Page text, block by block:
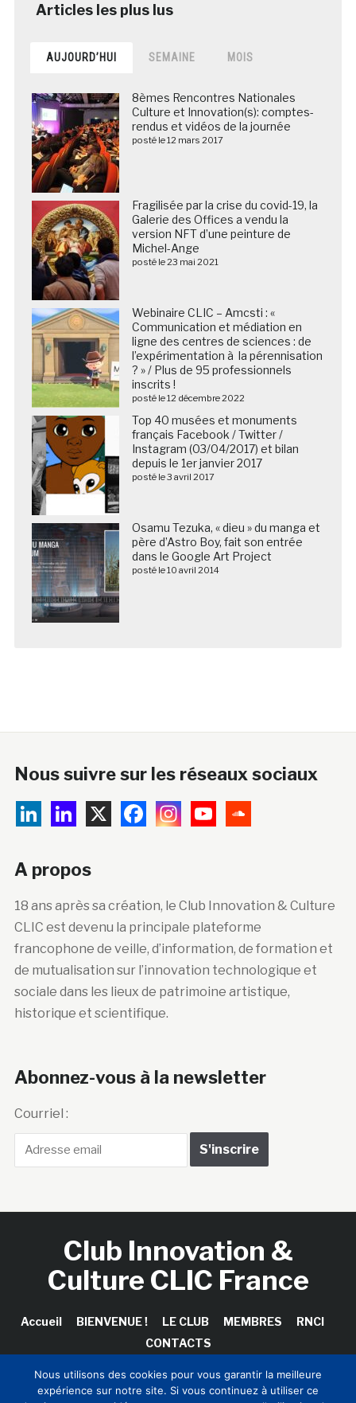
AUJOURD’HUI SEMAINE MOIS
8èmes Rencontres Nationales
Culture et Innovation(s): comptes-
rendus et vidéos de la journée
posté le 12 mars 2017
Fragilisée par la crise du covid-19, la
Galerie des Offices a vendu la
version NFT d’une peinture de
Michel-Ange
posté le 23 mai 2021
Webinaire CLIC – Amcsti : «
Communication et médiation en
ligne des centres de sciences : de
l’expérimentation à la pérennisation
? » / Plus de 95 professionnels
inscrits !
posté le 12 décembre 2022
Top 40 musées et monuments
français Facebook / Twitter /
Instagram (03/04/2017) et bilan
depuis le 1er janvier 2017
posté le 3 avril 2017
Osamu Tezuka, « dieu » du manga et
père d’Astro Boy, fait son entrée
dans le Google Art Project
posté le 10 avril 2014
Nous suivre sur les réseaux sociaux
A propos
18 ans après sa création, le Club Innovation & Culture
CLIC est devenu la principale plateforme
francophone de veille, d’information, de formation et
de mutualisation sur l’innovation technologique et
sociale dans les lieux de patrimoine artistique,
historique et scientifique.
Abonnez-vous à la newsletter
Courriel :
Club Innovation &
Culture CLIC France
Accueil BIENVENUE ! LE CLUB MEMBRES
RNCI
CONTACTS
Nous utilisons des cookies pour vous garantir la meilleure
expérience sur notre site. Si vous continuez à utiliser ce